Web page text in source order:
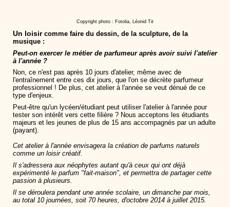
Copyright photo : Fotolia, Léonid Tit
Un loisircomme faire du dessin, de la sculpture, de la
musique :
Peut-on exercer le métier de parfumeur après avoir suivi l'atelier
à l'année ?
Non, ce n'est pas après 10 jours d'atelier, même avec de
l'entraînement entre ces dix jours, que l'on se décrète parfumeur
professionnel ! De plus, cet atelier à l'année se veut dénué de ce
type d'enjeux.
Peut-être qu'un lycéen/étudiant peut utiliser l'atelier à l'année pour
tester son intérêt vers cette filière ? Nous acceptons les étudiants
majeurs et les jeunes de plus de 15 ans accompagnés par un adulte
(payant).
Cet atelier à l'année envisagera la création de parfums naturels
comme un loisir créatif.
Il s'adressera aux néophytes autant qu'à ceux qui ont déjà
expérimenté le parfum "fait-maison", et permettra de partager cette
passion à plusieurs.
Il se déroulera pendant une année scolaire, un dimanche par mois,
au total 10 journées, soit 70 heures, d'octobre 2014 à juillet 2015.